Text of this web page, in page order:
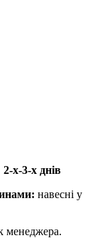
х-3-х днів
навесні у
менеджера.